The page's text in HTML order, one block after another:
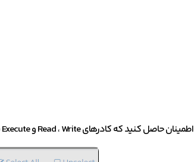
اطمینان حاصل کنید که کادرهای Read ، Write و Execute برای حالت موردنظر علامت خورده باشند. روی دکمه “Change Permissions” کلیک کنید.